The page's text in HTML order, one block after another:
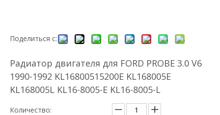
Поделиться с:
Радиатор двигателя для FORD PROBE 3.0 V6
1990-1992 KL16800515200E KL168005E
KL168005L KL16-8005-E KL16-8005-L
Количество: